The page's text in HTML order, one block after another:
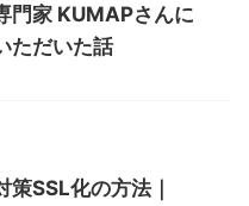
門家 KUMAPさんに
ただいた話
策SSL化の方法｜